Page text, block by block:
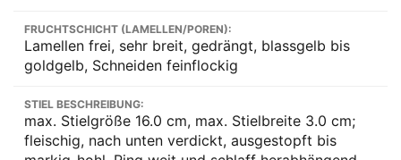
FRUCHTSCHICHT (LAMELLEN/POREN):
Lamellen frei, sehr breit, gedrängt, blassgelb bis
goldgelb, Schneiden feinflockig
STIEL BESCHREIBUNG:
max. Stielgröße 16.0 cm, max. Stielbreite 3.0 cm;
fleischig, nach unten verdickt, ausgestopft bis